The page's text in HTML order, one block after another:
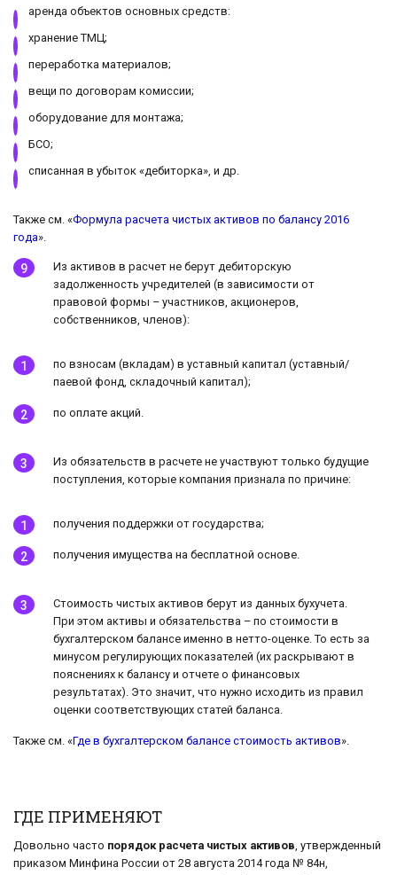
аренда объектов основных средств:
хранение ТМЦ;
переработка материалов;
вещи по договорам комиссии;
оборудование для монтажа;
БСО;
списанная в убыток «дебиторка», и др.
Также см. «Формула расчета чистых активов по балансу 2016
года».
Из активов в расчет не берут дебиторскую
задолженность учредителей (в зависимости от
правовой формы – участников, акционеров,
собственников, членов):
по взносам (вкладам) в уставный капитал (уставный/
паевой фонд, складочный капитал);
по оплате акций.
Из обязательств в расчете не участвуют только будущие
поступления, которые компания признала по причине:
получения поддержки от государства;
получения имущества на бесплатной основе.
Стоимость чистых активов берут из данных бухучета.
При этом активы и обязательства – по стоимости в
бухгалтерском балансе именно в нетто-оценке. То есть за
минусом регулирующих показателей (их раскрывают в
пояснениях к балансу и отчете о финансовых
результатах). Это значит, что нужно исходить из правил
оценки соответствующих статей баланса.
Также см. «Где в бухгалтерском балансе стоимость активов».
ГДЕ ПРИМЕНЯЮТ
Довольно часто порядок расчета чистых активов, утвержденный
приказом Минфина России от 28 августа 2014 года № 84н,